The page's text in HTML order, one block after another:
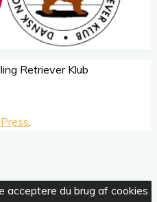
Retriever Klub
.
acceptere du brug af cookies